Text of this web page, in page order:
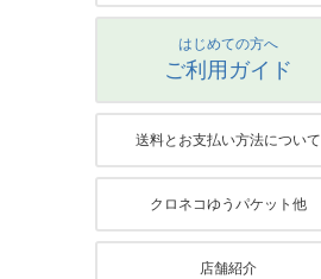
はじめての方へ
ご利用ガイド
送料とお支払い方法について
クロネコゆうパケット他
店舗紹介